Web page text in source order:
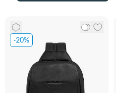
-20%